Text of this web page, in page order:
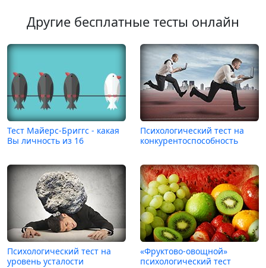
Другие бесплатные тесты онлайн
Тест Майерс-Бриггс - какая
Вы личность из 16
Психологический тест на
конкурентоспособность
Психологический тест на
уровень усталости
«Фруктово-овощной»
психологический тест